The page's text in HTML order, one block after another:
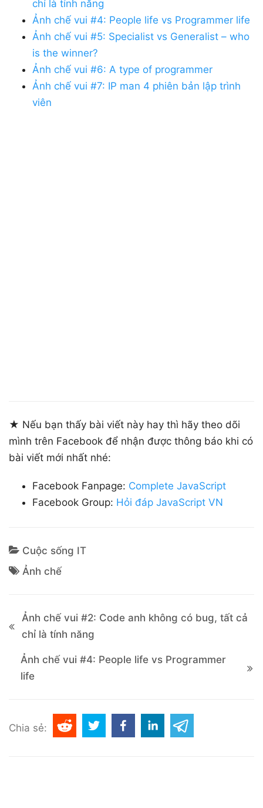
chỉ là tính năng
Ảnh chế vui #4: People life vs Programmer life
Ảnh chế vui #5: Specialist vs Generalist – who
is the winner?
Ảnh chế vui #6: A type of programmer
Ảnh chế vui #7: IP man 4 phiên bản lập trình
viên
★ Nếu bạn thấy bài viết này hay thì hãy theo dõi
mình trên Facebook để nhận được thông báo khi có
bài viết mới nhất nhé:
Facebook Fanpage: Complete JavaScript
Facebook Group: Hỏi đáp JavaScript VN
Cuộc sống IT
Ảnh chế
Ảnh chế vui #2: Code anh không có bug, tất cả
chỉ là tính năng
Ảnh chế vui #4: People life vs Programmer
life
Chia sẻ: